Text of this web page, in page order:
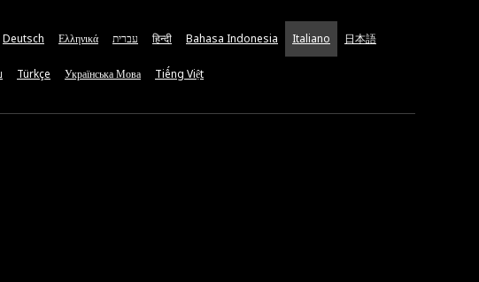
Deutsch Ελληνικά עברית हिन्दी Bahasa Indonesia Italiano 日本語
Türkçe Українська Мова Tiếng Việt